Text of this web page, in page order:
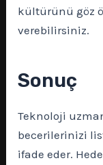
kültürünü göz
verebilirsiniz.
Sonuç
Teknoloji
becerilerinizi
ifade eder.